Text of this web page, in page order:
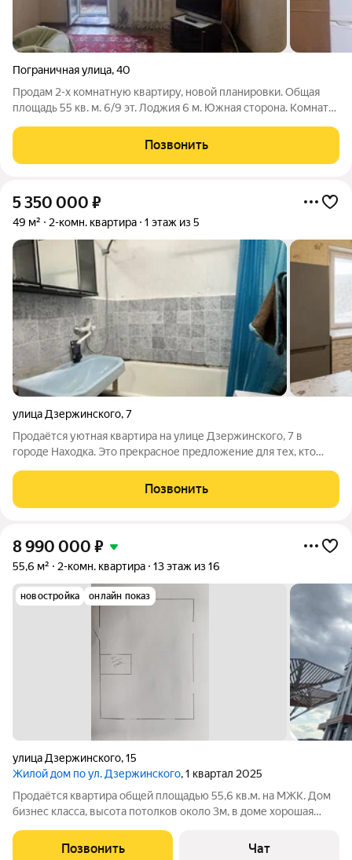
Пограничная улица,40
Продам 2-х комнатную квартиру, новой планировки. Общая
площадь 55 кв. м. 6/9 эт. Лоджия 6 м. Южная сторона. Комнаты
кбе. Сан/ узел в кафеле , натяжные потолки. Лоджия
застеклена. С хорошей
Позвонить
5 350 000 ₽
49 м² 2-комн. квартира 1 этаж из 5
улица Дзержинского,7
Продаётся уютная квартира на улице Дзержинского, 7 в
городе Находка. Это прекрасное предложение для тех, кто
района. Жилище расположено на первом этаже пятиэтажного
кирпичного дома, построенного в
Позвонить
8 990 000 ₽
55,6 м² 2-комн. квартира 13 этаж из 16
новостройка онлайн показ
улица Дзержинского,15
Жилой дом по ул. Дзержинского, 1 квартал 2025
Продаётся квартира общей площадью 55,6 кв.м. на МЖК. Дом
бизнес класса, высота потолков около 3м, в доме хорошая
ценит комфортное проживание и развитую инфраструктуру
Позвонить Чат